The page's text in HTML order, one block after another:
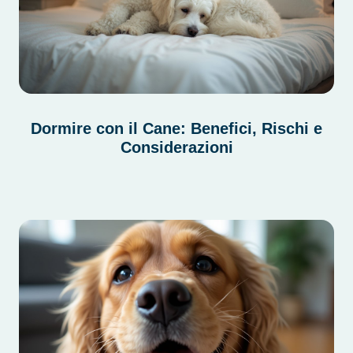
Dormire con il Cane: Benefici, Rischi e
Considerazioni